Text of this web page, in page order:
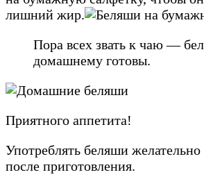
лишний жир.
Пора всех звать к чаю —
домашнему готовы.
Приятного аппетита!
Употреблять беляши желательно
после приготовления.